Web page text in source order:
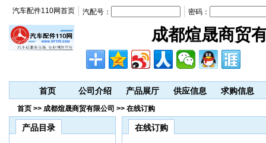
成都煊晟商贸
汽车配件110网首页 汽配号： 密码：
首页 公司介绍 产品展厅 供应信息 求购信息
首页 >> 成都煊晟商贸有限公司 >> 在线订购
产品目录 在线订购